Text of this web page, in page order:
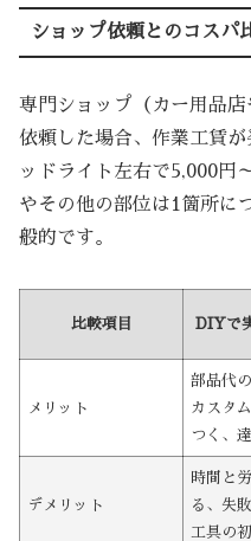
ショップ依頼とのコスパ
専門ショップ（カー用品
依頼した場合、作業工賃
ッドライト左右で5,000円
やその他の部位は1箇所に
般的です。
比較項目 DIYで
メリット
部品代
カスタ
つく、
デメリット
時間と
る、失
工具の